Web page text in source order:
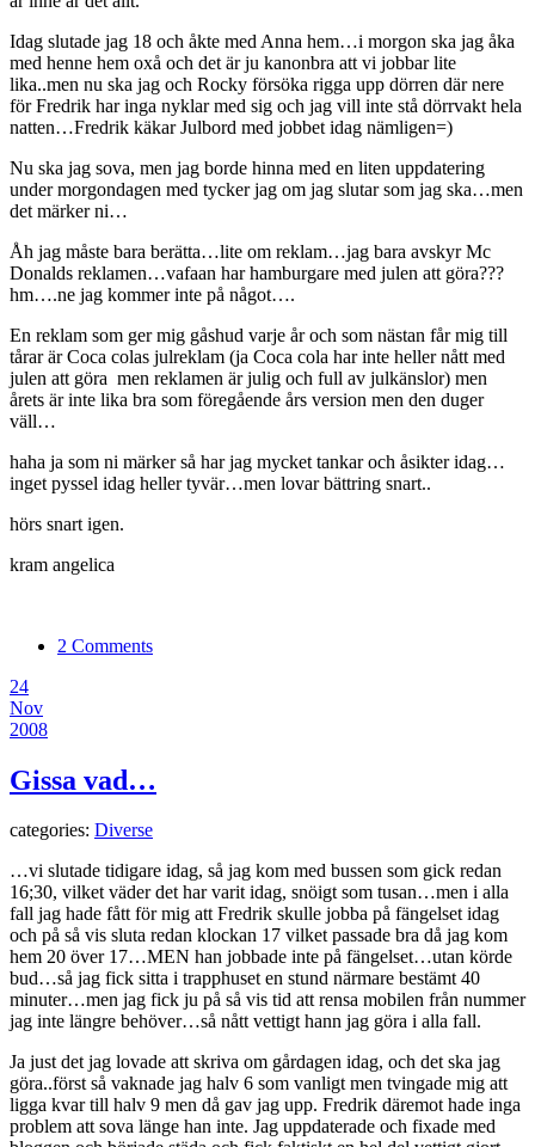
Idag slutade jag 18 och åkte med Anna hem…i morgon ska jag åka
med henne hem oxå och det är ju kanonbra att vi jobbar lite
lika..men nu ska jag och Rocky försöka rigga upp dörren där nere
för Fredrik har inga nyklar med sig och jag vill inte stå dörrvakt hela
natten…Fredrik käkar Julbord med jobbet idag nämligen=)
Nu ska jag sova, men jag borde hinna med en liten uppdatering
under morgondagen med tycker jag om jag slutar som jag ska…men
det märker ni…
Åh jag måste bara berätta…lite om reklam…jag bara avskyr Mc
Donalds reklamen…vafaan har hamburgare med julen att göra???
hm….ne jag kommer inte på något….
En reklam som ger mig gåshud varje år och som nästan får mig till
tårar är Coca colas julreklam (ja Coca cola har inte heller nått med
julen att göra men reklamen är julig och full av julkänslor) men
årets är inte lika bra som föregående års version men den duger
väll…
haha ja som ni märker så har jag mycket tankar och åsikter idag…
inget pyssel idag heller tyvär…men lovar bättring snart..
hörs snart igen.
kram angelica
2 Comments
24
Nov
2008
Gissa vad…
categories: Diverse
…vi slutade tidigare idag, så jag kom med bussen som gick redan
16;30, vilket väder det har varit idag, snöigt som tusan…men i alla
fall jag hade fått för mig att Fredrik skulle jobba på fängelset idag
och på så vis sluta redan klockan 17 vilket passade bra då jag kom
hem 20 över 17…MEN han jobbade inte på fängelset…utan körde
bud…så jag fick sitta i trapphuset en stund närmare bestämt 40
minuter…men jag fick ju på så vis tid att rensa mobilen från nummer
jag inte längre behöver…så nått vettigt hann jag göra i alla fall.
Ja just det jag lovade att skriva om gårdagen idag, och det ska jag
göra..först så vaknade jag halv 6 som vanligt men tvingade mig att
ligga kvar till halv 9 men då gav jag upp. Fredrik däremot hade inga
problem att sova länge han inte. Jag uppdaterade och fixade med